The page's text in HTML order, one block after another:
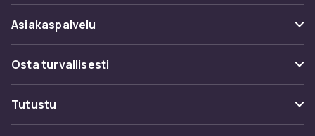
sen täältä.
Suojakuoret ja näytönsuojat
iPhone 12 -puhelinkotelo-
puhelimelle
MagSafe-kuoret kiinnittyvät magneettisesti ja
mahdollistavat 15W:n langattoman latauksen.
Asiakaspalvelu
Usein kysyttyä (UKK)
Seuraa pakettia
Osta turvallisesti
Maksuvaihtoehdot
Toimitus
Tutustu